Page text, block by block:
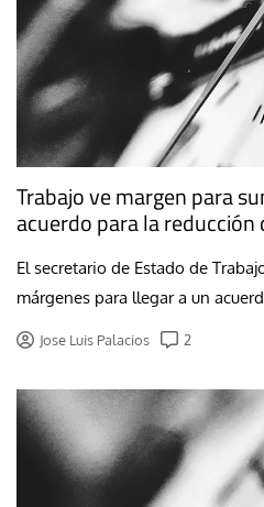
Trabajo ve margen para
acuerdo para la reducción
El secretario de Estado de
márgenes para llegar a un
Jose Luis Palacios 2